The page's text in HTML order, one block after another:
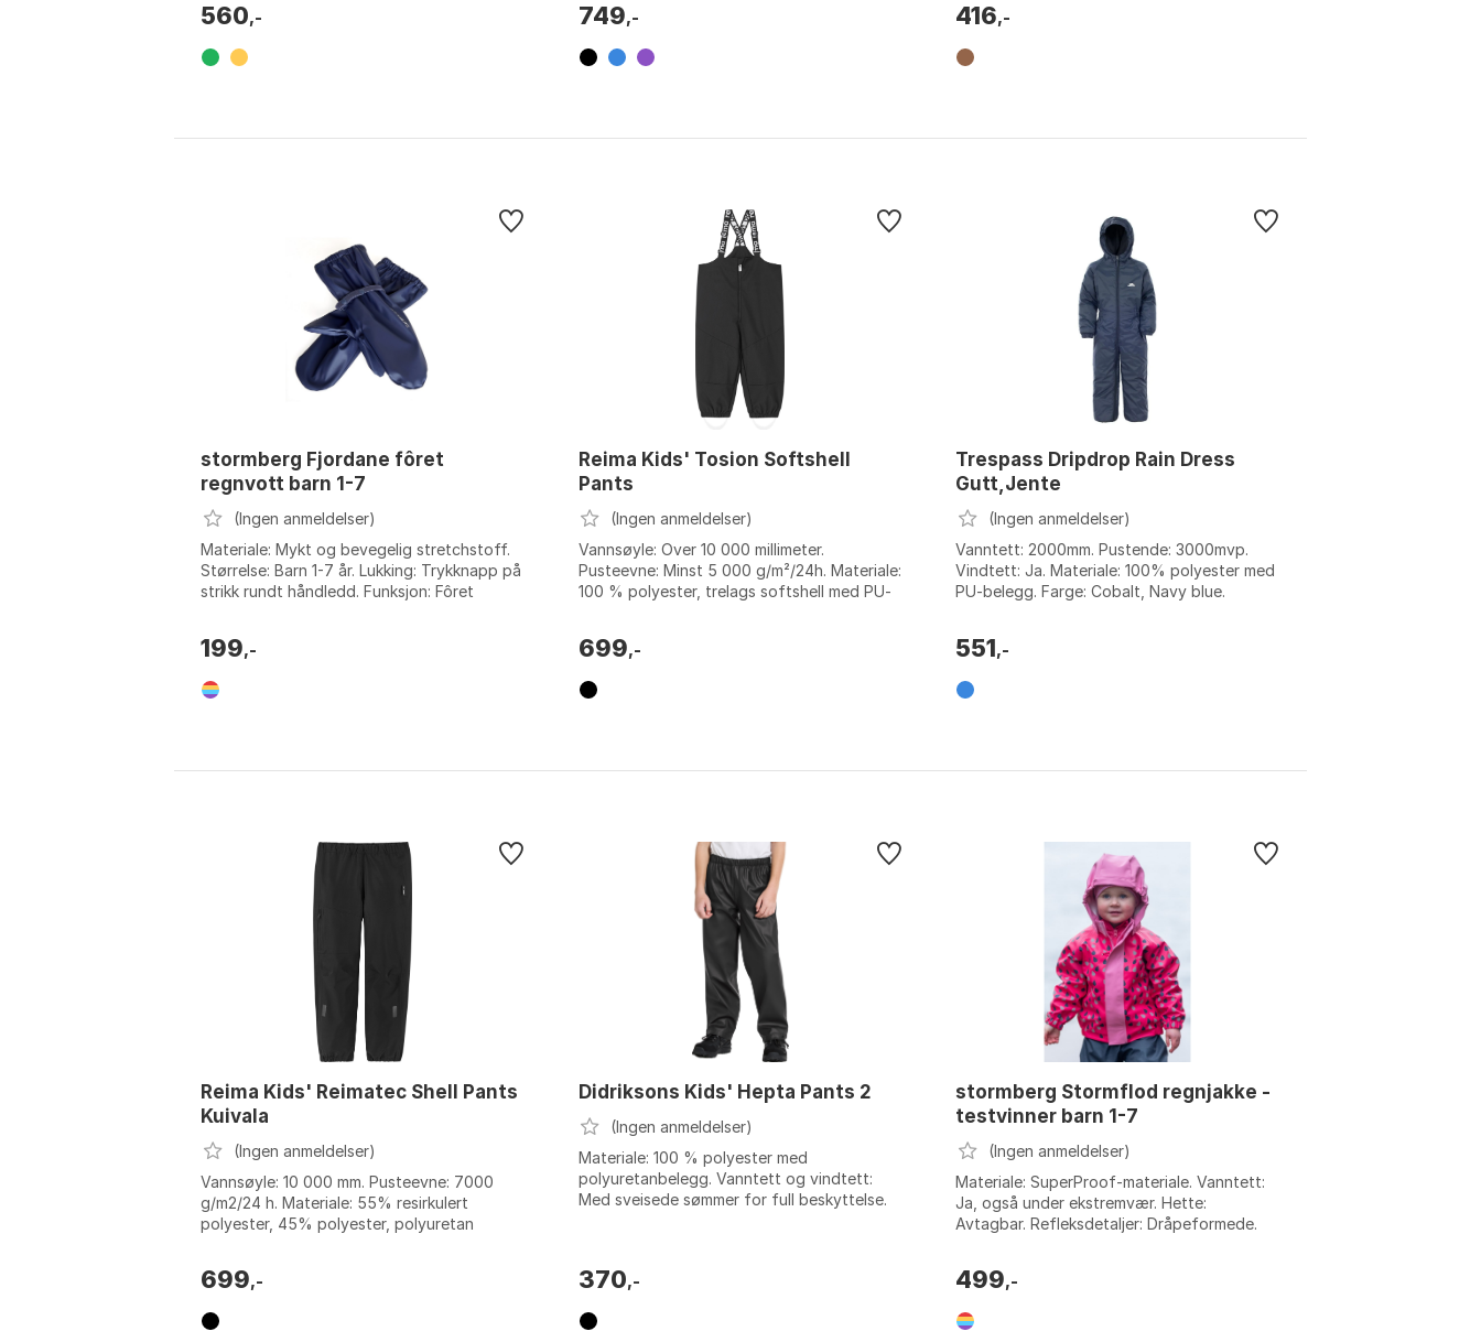
560,- 749,- 416,-
stormberg Fjordane fôret
regnvott barn 1-7
(Ingen anmeldelser)
Materiale: Mykt og bevegelig stretchstoff.
Størrelse: Barn 1-7 år. Lukking: Trykknapp på
strikk rundt håndledd. Funksjon: Fôret
199,-
Reima Kids' Tosion Softshell
Pants
(Ingen anmeldelser)
Vannsøyle: Over 10 000 millimeter.
Pusteevne: Minst 5 000 g/m²/24h. Materiale:
100 % polyester, trelags softshell med PU-
699,-
Trespass Dripdrop Rain Dress
Gutt,Jente
(Ingen anmeldelser)
Vanntett: 2000mm. Pustende: 3000mvp.
Vindtett: Ja. Materiale: 100% polyester med
PU-belegg. Farge: Cobalt, Navy blue.
551,-
Reima Kids' Reimatec Shell Pants
Kuivala
(Ingen anmeldelser)
Vannsøyle: 10 000 mm. Pusteevne: 7000
g/m2/24 h. Materiale: 55% resirkulert
polyester, 45% polyester, polyuretan
699,-
Didriksons Kids' Hepta Pants 2
(Ingen anmeldelser)
Materiale: 100 % polyester med
polyuretanbelegg. Vanntett og vindtett:
Med sveisede sømmer for full beskyttelse.
370,-
stormberg Stormflod regnjakke -
testvinner barn 1-7
(Ingen anmeldelser)
Materiale: SuperProof-materiale. Vanntett:
Ja, også under ekstremvær. Hette:
Avtagbar. Refleksdetaljer: Dråpeformede.
499,-